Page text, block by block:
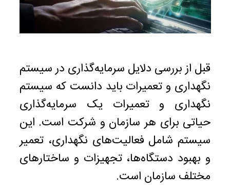
قبل از بررسی دلایل سرمایه‌گذاری در سیستم
نگهداری و تعمیرات باید دانست که سیستم
نگهداری و تعمیرات یک سرمایه‌گذاری
حیاتی برای هر سازمان و شرکت است. این
سیستم شامل فعالیت‌های نگهداری، تعمیر
و بهبود دستگاه‌ها، تجهیزات و ساختارهای
مختلف سازمان است.